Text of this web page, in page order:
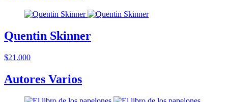
Quentin Skinner
$21.000
Autores Varios